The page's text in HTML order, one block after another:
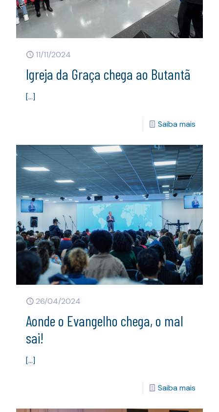
11/11/2024
Igreja da Graça chega ao Butantã
[…]
Saiba mais
26/04/2024
Aonde o Evangelho chega, o mal
sai!
[…]
Saiba mais